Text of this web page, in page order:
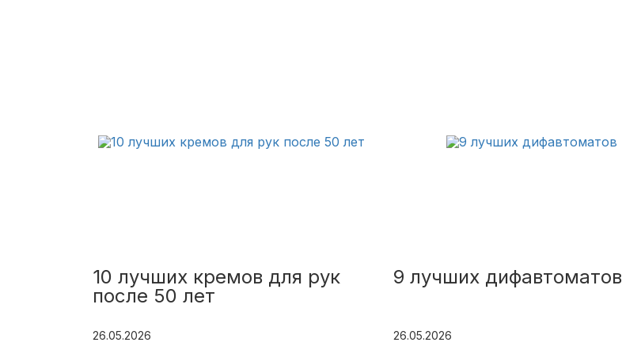
10 лучших кремов для рук
после 50 лет
26.05.2026
9 лучших дифавтоматов
26.05.2026